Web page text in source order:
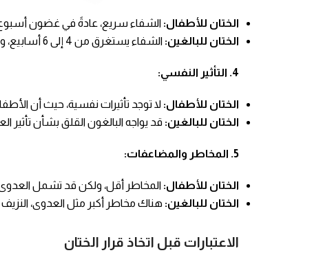
الختان للأطفال: الشفاء سريع، عادةً في غضون
الختان للبالغين: الشفاء يستغرق من 4 إلى 6 أسابيع، وقد يستغرق وقتًا أطول للعودة إلى الأنشطة الطبيعية.
4. التأثير النفسي:
الختان للأطفال: لا توجد تأثيرات نفسية، حيث أن
الختان للبالغين: قد يواجه البالغون القلق بشأن
5. المخاطر والمضاعفات:
الختان للأطفال: المخاطر أقل، ولكن قد تشمل العدوى
الختان للبالغين: هناك مخاطر أكبر مثل العدوى،
الاعتبارات قبل اتخاذ قرار الختان